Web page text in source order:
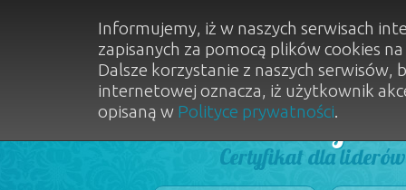
Dobry
Certyfikat dla
Informujemy, iż w naszych serwisach
zapisanych za pomocą plików cookies
Dalsze korzystanie z naszych
internetowej oznacza, iż użytkownik
opisaną w Polityce prywatności.